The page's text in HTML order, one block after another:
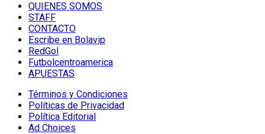
QUIENES SOMOS
STAFF
CONTACTO
Escribe en Bolavip
RedGol
Futbolcentroamerica
APUESTAS
Términos y Condiciones
Políticas de Privacidad
Política Editorial
Ad Choices